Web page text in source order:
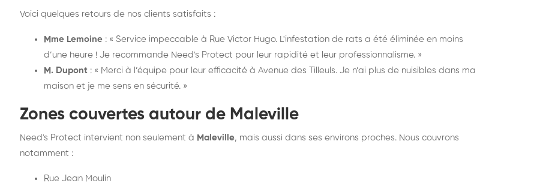
Voici quelques retours de nos clients satisfaits :
Mme Lemoine : « Service impeccable à Rue Victor Hugo. L'infestation de rats a été éliminée en moins
d’une heure ! Je recommande Need's Protect pour leur rapidité et leur professionnalisme. »
M. Dupont : « Merci à l’équipe pour leur efficacité à Avenue des Tilleuls. Je n’ai plus de nuisibles dans ma
maison et je me sens en sécurité. »
Zones couvertes autour de Maleville
Need's Protect intervient non seulement à Maleville, mais aussi dans ses environs proches. Nous couvrons
notamment :
Rue Jean Moulin